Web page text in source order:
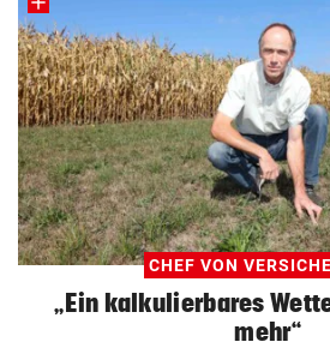
CHEF VON
„Ein kalkulierbares
mehr“